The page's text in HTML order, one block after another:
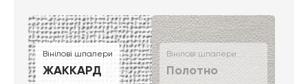
Вінілові шпалери
ЖАККАРД
Вінілові шпалери
Полотно